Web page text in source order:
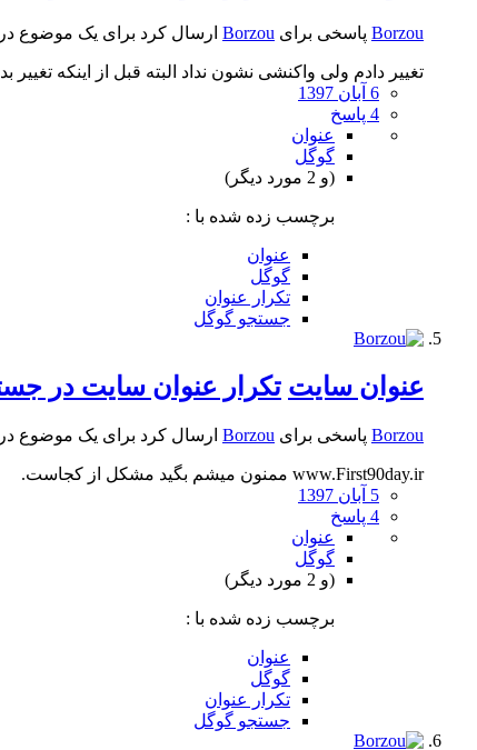
Borzou پاسخی برای Borzou ارسال کرد برای یک موضوع در
تغییر دادم ولی واکنشی نشون نداد البته قبل از اینکه
6 آبان 1397
4 پاسخ
عنوان
گوگل
(و 2 مورد دیگر)
برچسب زده شده با :
عنوان
گوگل
تکرار عنوان
جستجو گوگل
عنوان سایت تکرار عنوان سایت در
Borzou پاسخی برای Borzou ارسال کرد برای یک موضوع در
www.First90day.ir ممنون میشم بگید مشکل از کجاست.
5 آبان 1397
4 پاسخ
عنوان
گوگل
(و 2 مورد دیگر)
برچسب زده شده با :
عنوان
گوگل
تکرار عنوان
جستجو گوگل